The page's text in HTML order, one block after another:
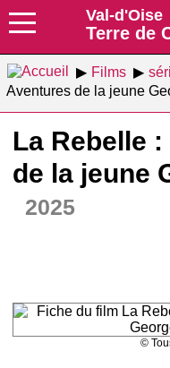
Val-d'Oise
Terre de
Films
Aventures de la jeune
La Rebelle
de la jeune
2025
©